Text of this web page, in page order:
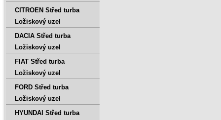
CITROEN Střed turba
Ložiskový uzel
DACIA Střed turba
Ložiskový uzel
FIAT Střed turba
Ložiskový uzel
FORD Střed turba
Ložiskový uzel
HYUNDAI Střed turba